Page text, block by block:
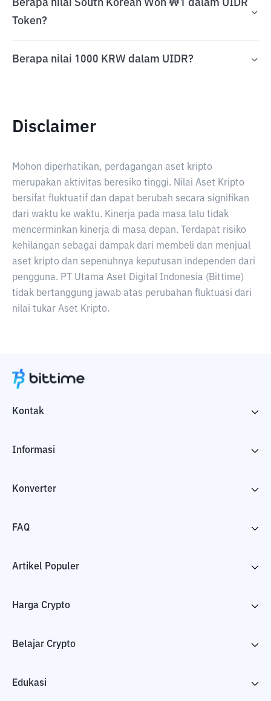
Berapa nilai South Korean Won ₩1 dalam UIDR
Token?
Berapa nilai 1000 KRW dalam UIDR?
Disclaimer
Mohon diperhatikan, perdagangan aset kripto
merupakan aktivitas beresiko tinggi. Nilai Aset Kripto
bersifat fluktuatif dan dapat berubah secara signifikan
dari waktu ke waktu. Kinerja pada masa lalu tidak
mencerminkan kinerja di masa depan. Terdapat risiko
kehilangan sebagai dampak dari membeli dan menjual
aset kripto dan sepenuhnya keputusan independen dari
pengguna. PT Utama Aset Digital Indonesia (Bittime)
tidak bertanggung jawab atas perubahan fluktuasi dari
nilai tukar Aset Kripto.
Kontak
Informasi
Konverter
FAQ
Artikel Populer
Harga Crypto
Belajar Crypto
Edukasi